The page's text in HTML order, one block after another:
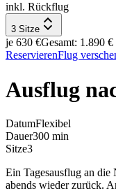
inkl. Rückflug
3 Sitze
je 630 €Gesamt: 1.890 €
ReservierenFlug
Ausflug
DatumFlexibel
Dauer300 min
Sitze3
Ein Tagesausflug an die
abends wieder zurück.